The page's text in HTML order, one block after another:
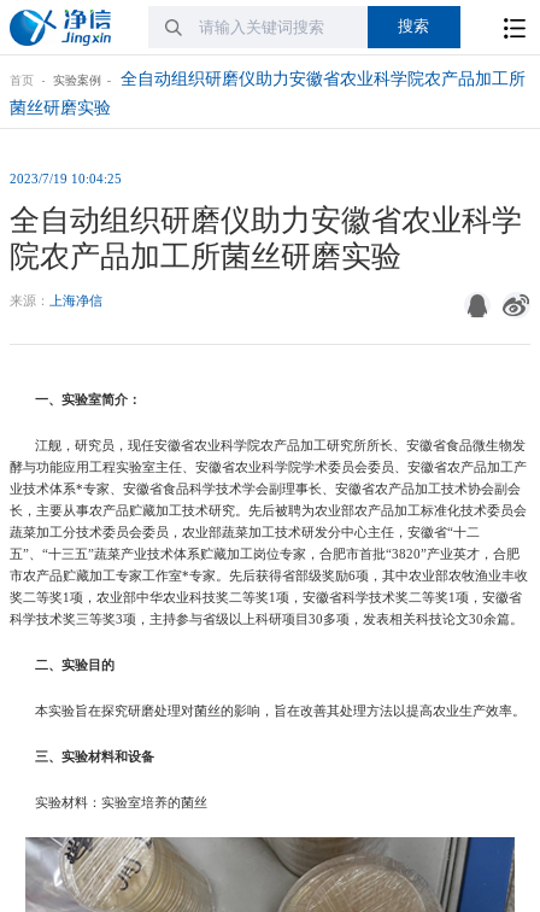
首页 实验案例
全自动组织研磨仪助力安徽省农业科学院农产品加工所
菌丝研磨实验
2023/7/19 10:04:25
全自动组织研磨仪助力安徽省农业科学
院农产品加工所菌丝研磨实验
来源： 上海净信
一、实验室简介：
江舰，研究员，现任安徽省农业科学院农产品加工研究所所长、安徽省食品微生物发
酵与功能应用工程实验室主任、安徽省农业科学院学术委员会委员、安徽省农产品加工产
业技术体系*专家、安徽省食品科学技术学会副理事长、安徽省农产品加工技术协会副会
长，主要从事农产品贮藏加工技术研究。先后被聘为农业部农产品加工标准化技术委员会
蔬菜加工分技术委员会委员，农业部蔬菜加工技术研发分中心主任，安徽省“十二
五”、“十三五”蔬菜产业技术体系贮藏加工岗位专家，合肥市首批“3820”产业英才，合肥
市农产品贮藏加工专家工作室*专家。先后获得省部级奖励6项，其中农业部农牧渔业丰收
奖二等奖1项，农业部中华农业科技奖二等奖1项，安徽省科学技术奖二等奖1项，安徽省
科学技术奖三等奖3项，主持参与省级以上科研项目30多项，发表相关科技论文30余篇。
二、实验目的
本实验旨在探究研磨处理对菌丝的影响，旨在改善其处理方法以提高农业生产效率。
三、实验材料和设备
实验材料：实验室培养的菌丝